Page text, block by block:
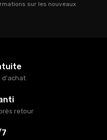
sur les nouveaux
d'achat
retour